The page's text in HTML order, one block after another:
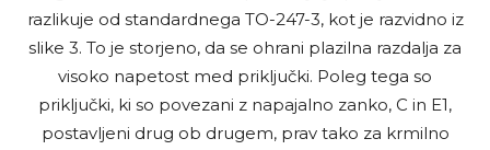
razlikuje od standardnega TO-247-3, kot je razvidno iz
slike 3. To je storjeno, da se ohrani plazilna razdalja za
visoko napetost med priključki. Poleg tega so
priključki, ki so povezani z napajalno zanko, C in E1,
postavljeni drug ob drugem, prav tako za krmilno